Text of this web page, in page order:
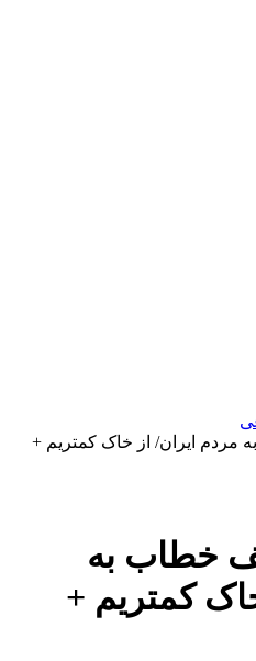
ایران/ از خاک کمتریم +
خطاب به
کمتریم +